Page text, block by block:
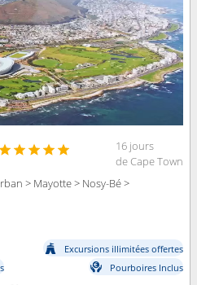
16 jours
de Cape Town
> Mayotte > Nosy-Bé >
Excursions illimitées offertes
Pourboires Inclus